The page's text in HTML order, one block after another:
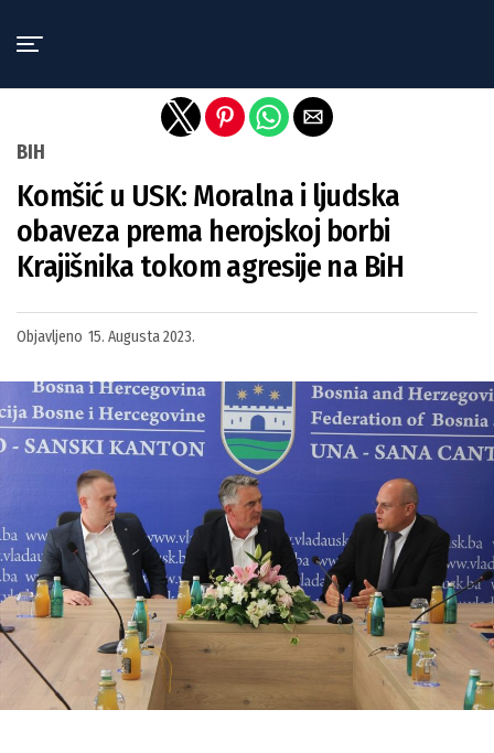
BIH
Komšić u USK: Moralna i ljudska
obaveza prema herojskoj borbi
Krajišnika tokom agresije na BiH
Objavljeno 15. Augusta 2023.